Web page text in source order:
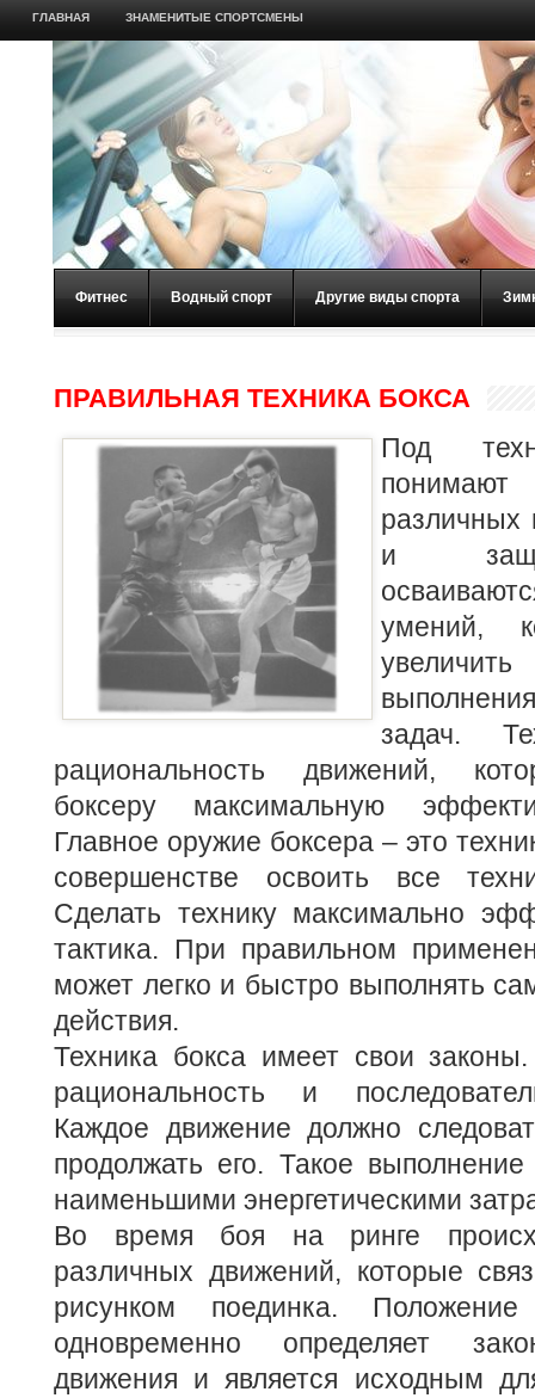
ГЛАВНАЯ ЗНАМЕНИТЫЕ СПОРТСМЕНЫ
Фитнес Водный спорт Другие виды спорта
ПРАВИЛЬНАЯ ТЕХНИКА БОКСА
Под
различных
и
умений,
задач.
рациональность движений,
боксеру максимальную
Главное оружие боксера – это
совершенстве освоить все
Сделать технику максимально
тактика. При правильном
может легко и быстро выполнять
действия.
Техника бокса имеет свои
рациональность и
Каждое движение должно
продолжать его. Такое
наименьшими энергетическими
Во время боя на ринге
различных движений, которые
рисунком поединка.
одновременно определяет
движения и является исходным